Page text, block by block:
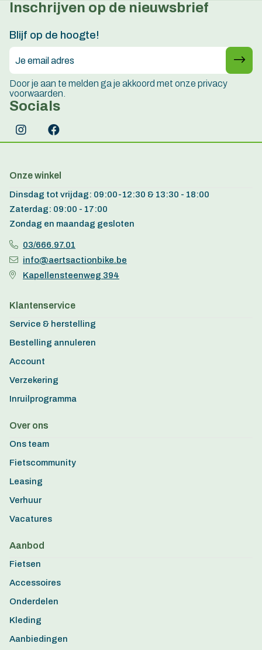
Persoonlijk advies
Inschrijven op de nieuwsbrief
Blijf op de hoogte!
Door je aan te melden ga je akkoord met onze privacy
voorwaarden.
Socials
Onze winkel
Dinsdag tot vrijdag: 09:00-12:30 & 13:30 - 18:00
Zaterdag: 09:00 - 17:00
Zondag en maandag gesloten
03/666.97.01
info@aertsactionbike.be
Kapellensteenweg 394
Klantenservice
Service & herstelling
Bestelling annuleren
Account
Verzekering
Inruilprogramma
Over ons
Ons team
Fietscommunity
Leasing
Verhuur
Vacatures
Aanbod
Fietsen
Accessoires
Onderdelen
Kleding
Aanbiedingen